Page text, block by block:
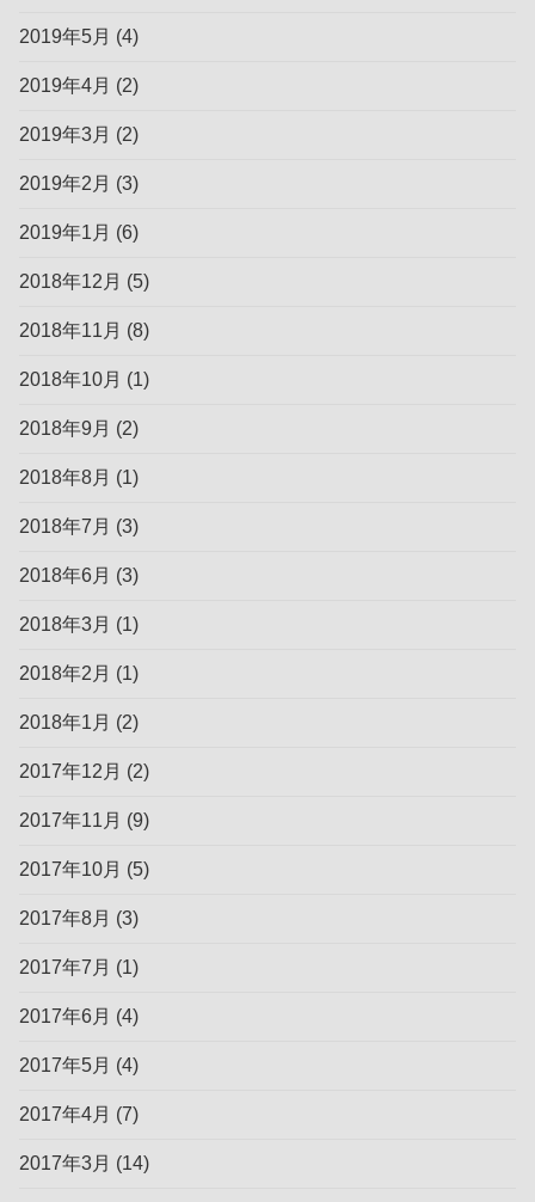
2019年5月 (4)
2019年4月 (2)
2019年3月 (2)
2019年2月 (3)
2019年1月 (6)
2018年12月 (5)
2018年11月 (8)
2018年10月 (1)
2018年9月 (2)
2018年8月 (1)
2018年7月 (3)
2018年6月 (3)
2018年3月 (1)
2018年2月 (1)
2018年1月 (2)
2017年12月 (2)
2017年11月 (9)
2017年10月 (5)
2017年8月 (3)
2017年7月 (1)
2017年6月 (4)
2017年5月 (4)
2017年4月 (7)
2017年3月 (14)